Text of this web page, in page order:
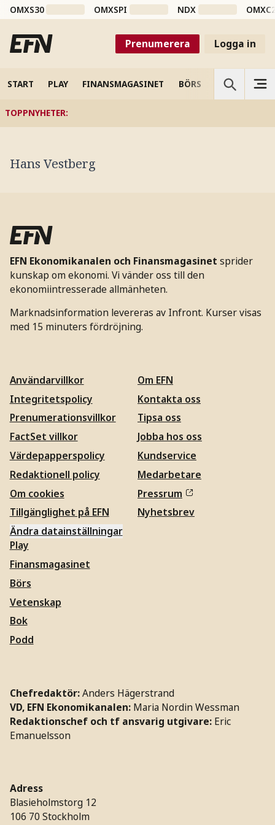
OMXS30 OMXSPI NDX
Prenumerera Logga in
START PLAY FINANSMAGASINET BÖRS VETENSKAP
TOPPNYHETER:
Hans Vestberg
EFN Ekonomikanalen och Finansmagasinet sprider
kunskap om ekonomi. Vi vänder oss till den
ekonomiintresserade allmänheten.
Marknadsinformation levereras av Infront. Kurser visas
med 15 minuters fördröjning.
Användarvillkor
Integritetspolicy
Prenumerationsvillkor
FactSet villkor
Värdepapperspolicy
Redaktionell policy
Om cookies
Tillgänglighet på EFN
Ändra datainställningar
Om EFN
Kontakta oss
Tipsa oss
Jobba hos oss
Kundservice
Medarbetare
Pressrum
Nyhetsbrev
Play
Finansmagasinet
Börs
Vetenskap
Bok
Podd
Chefredaktör:Anders Hägerstrand
VD, EFN Ekonomikanalen: Maria Nordin Wessman
Redaktionschef och tf ansvarig utgivare: Eric
Emanuelsson
Adress
Blasieholmstorg 12
106 70 Stockholm